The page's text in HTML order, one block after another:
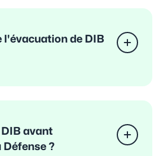
l'évacuation de DIB
DIB avant
Défense ?